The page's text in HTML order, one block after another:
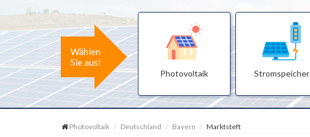
Wählen
Sie aus!
Photovoltaik Stromspeicher
Photovoltaik Deutschland Bayern Marktsteft